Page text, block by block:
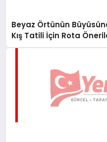
Beyaz Örtünün
Kış Tatili İçin Rota